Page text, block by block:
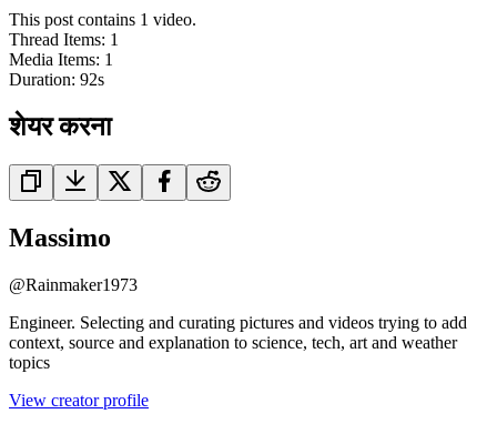
This post contains 1 video.
Thread Items: 1
Media Items: 1
Duration: 92s
शेयर करना
Massimo
@Rainmaker1973
Engineer. Selecting and curating pictures and videos trying to add
context, source and explanation to science, tech, art and weather
topics
View creator profile